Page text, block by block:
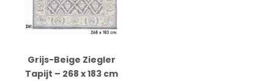
Grijs-Beige Ziegler
Tapijt – 268 x 183 cm